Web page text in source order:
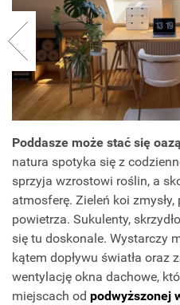
Poddasze może stać się
natura spotyka się z
sprzyja wzrostowi roślin, a
atmosferę. Zieleń koi
powietrza. Sukulenty,
się tu doskonale. Wystarczy
kątem dopływu światła oraz
wentylację okna dachowe,
miejscach od podwyższonej